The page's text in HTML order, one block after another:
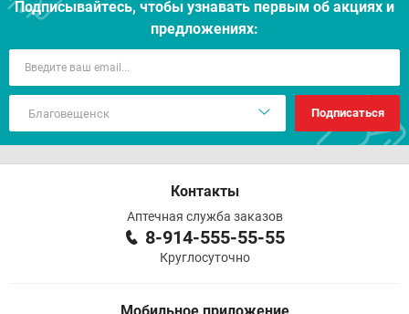
Подписывайтесь, чтобы узнавать первым об акцияx и
предложениях:
Подписаться
Контакты
Аптечная служба заказов
8-914-555-55-55
Круглосуточно